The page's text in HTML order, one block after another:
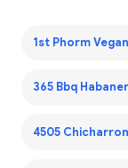
1st Phorm
365 Bbq
4505